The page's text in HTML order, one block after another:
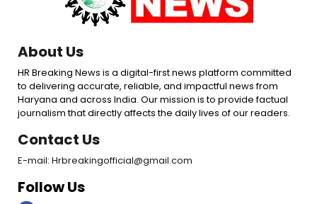
About Us
HR Breaking News is a digital-first news platform committed
to delivering accurate, reliable, and impactful news from
Haryana and across India. Our mission is to provide factual
journalism that directly affects the daily lives of our readers.
Contact Us
E-mail: Hrbreakingofficial@gmail.com
Follow Us